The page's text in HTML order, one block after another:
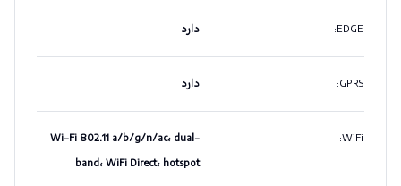
EDGE
: دارد
GPRS
: دارد
WiFi
:
Wi-Fi 802.11 a/b/g/n/ac، dual-
band، WiFi Direct، hotspot